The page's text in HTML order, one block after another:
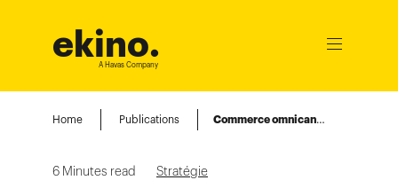
ekino.
A Havas Company
Ouvrir
Home Publications Commerce omnicanal : accélérer la digitalisation de vos ventes B2B / B2C – Part 2
6 Minutes read Stratégie